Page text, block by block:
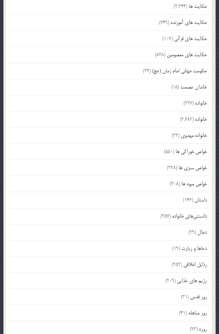
حکایت ها (2,244)
حکایت های آموزنده (749)
حکایت های قرآنی (107)
حکایت های معصومین (838)
حکومت جهانی امام زمان (عج)(24)
خاندان عصمت (15)
خانواده (227)
خانواده (2,682)
خانواده مهدوی (22)
خواص خوراکی ها (550)
خواص سبزی ها (228)
خواص میوه ها (308)
داستان(146)
دانستنی‌های خانواده (357)
دجال (29)
دعاها و زیارت (19)
رذایل اخلاقی (252)
رژیم های غذایی (209)
روز قدس (31)
روز مباهله (41)
روزه (93)